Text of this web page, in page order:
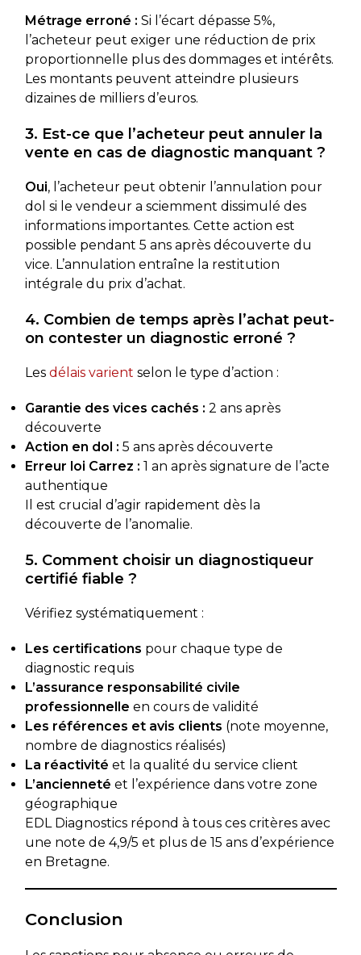
Métrage erroné : Si l’écart dépasse 5%,
l’acheteur peut exiger une réduction de prix
proportionnelle plus des dommages et intérêts.
Les montants peuvent atteindre plusieurs
dizaines de milliers d’euros.
3. Est-ce que l’acheteur peut annuler la
vente en cas de diagnostic manquant ?
Oui, l’acheteur peut obtenir l’annulation pour
dol si le vendeur a sciemment dissimulé des
informations importantes. Cette action est
possible pendant 5 ans après découverte du
vice. L’annulation entraîne la restitution
intégrale du prix d’achat.
4. Combien de temps après l’achat peut-
on contester un diagnostic erroné ?
Les délais varient selon le type d’action :
Garantie des vices cachés : 2 ans après
découverte
Action en dol : 5 ans après découverte
Erreur loi Carrez : 1 an après signature de l’acte
authentique
Il est crucial d’agir rapidement dès la
découverte de l’anomalie.
5. Comment choisir un diagnostiqueur
certifié fiable ?
Vérifiez systématiquement :
Les certifications pour chaque type de
diagnostic requis
L’assurance responsabilité civile
professionnelle en cours de validité
Les références et avis clients (note moyenne,
nombre de diagnostics réalisés)
La réactivité et la qualité du service client
L’ancienneté et l’expérience dans votre zone
géographique
EDL Diagnostics répond à tous ces critères avec
une note de 4,9/5 et plus de 15 ans d’expérience
en Bretagne.
Conclusion